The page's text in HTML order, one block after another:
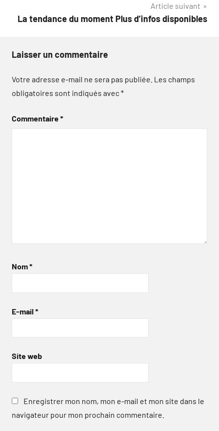
Article suivant
La tendance du moment Plus d’infos disponibles
Laisser un commentaire
Votre adresse e-mail ne sera pas publiée. Les champs
obligatoires sont indiqués avec*
Commentaire*
Nom*
E-mail *
Site web
Enregistrer mon nom, mon e-mail et mon site dans le
navigateur pour mon prochain commentaire.